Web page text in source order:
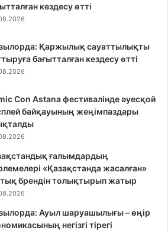
кездесу өтті
Қаржылық сауаттылықты
бағытталған кездесу өтті
Con Astana фестивалінде әуесқой
байқауының жеңімпаздары
ғалымдардың
«Қазақстанда жасалған»
брендін толықтырып жатыр
Ауыл шаруашылығы – өңір
негізгі тірегі